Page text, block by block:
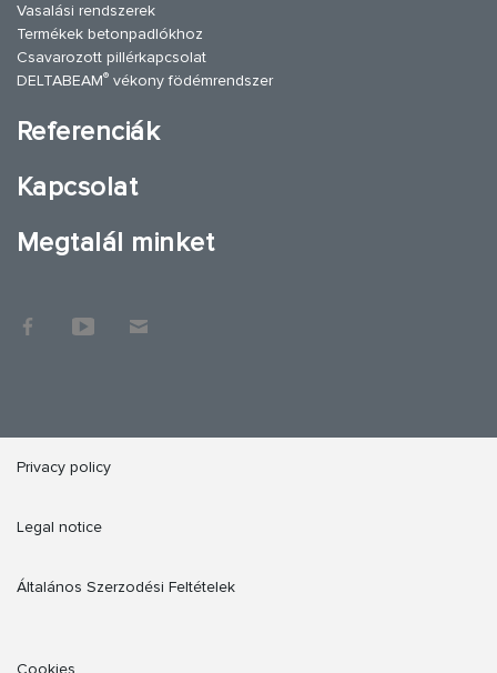
Vasalási rendszerek
Termékek betonpadlókhoz
Csavarozott pillérkapcsolat
DELTABEAM® vékony födémrendszer
Referenciák
Kapcsolat
Megtalál minket
Privacy policy
Legal notice
Általános Szerzodési Feltételek
Cookies